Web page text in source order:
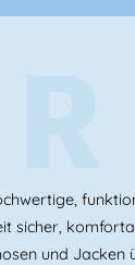
sicher,
und Jacken